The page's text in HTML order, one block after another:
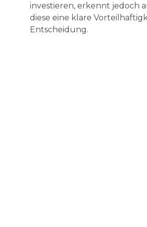
investieren, erkennt jedoch
diese eine klare
Entscheidung.